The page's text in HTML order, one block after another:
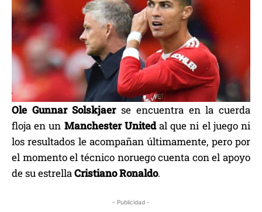
Ole Gunnar Solskjaerse encuentra en la cuerda
floja en un Manchester Unitedal que ni el juego ni
los resultados le acompañan últimamente, pero por
el momento el técnico noruego cuenta con el apoyo
de su estrellaCristiano Ronaldo.
- Publicidad -